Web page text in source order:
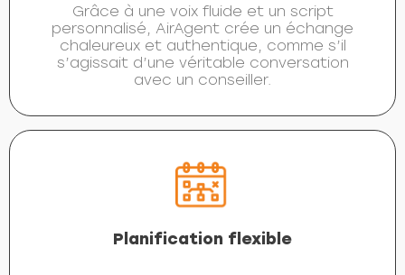
Grâce à une voix fluide et un script
personnalisé, AirAgent crée un échange
chaleureux et authentique, comme s’il
s’agissait d’une véritable conversation
avec un conseiller.
Planification flexible